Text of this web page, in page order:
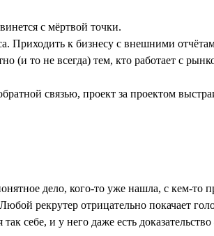
с мёртвой точки.
Приходить к бизнесу с внешними
то не всегда) тем, кто работает с
связью, проект за проектом
дело, кого-то уже нашла, с кем-то
рекрутер отрицательно покачает
себе, и у него даже есть